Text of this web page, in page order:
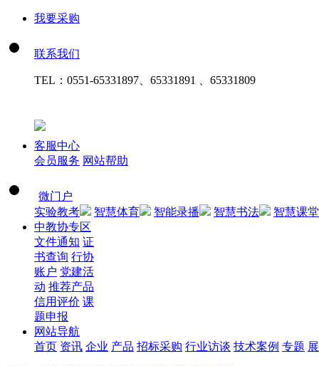
我要采购
联系我们
TEL： 0551-65331897、65331891 、65331809
客服中心
会员服务 网站帮助
微门户
实验教考
智慧体育 智能录播 智慧书法
智慧课堂
中教协专区
文件通知 证
书查询 行协
账户 党建活
动 推荐产品
信用评价 课
题申报
网站导航
首页 资讯 企业 产品 招标采购 行业访谈 技术案例 专题